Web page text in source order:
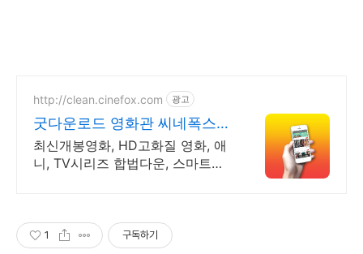
http://clean.cinefox.com 광고
굿다운로드 영화관 씨네폭스
최대3만원+10%추가적립
최신개봉영화, HD고화질 영화, 애
니, TV시리즈 합법다운, 스마트폰
1 구독하기